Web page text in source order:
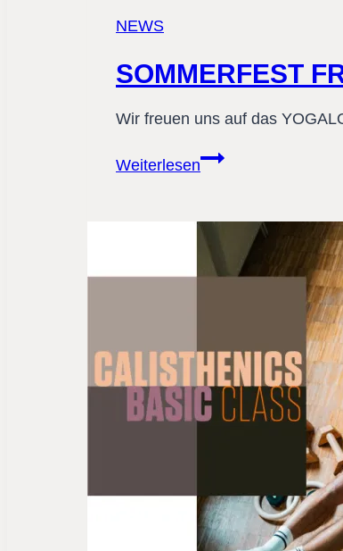
NEWS
SOMMERFEST
Wir freuen uns auf das
Weiterlesen
SOMMERFEST
FR
2026